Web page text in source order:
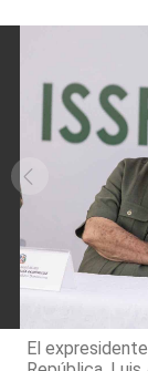
El